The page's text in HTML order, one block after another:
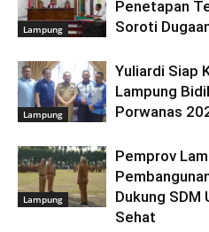
Lampung
Penetapan
Soroti
Lampung
Yuliardi Siap
Lampung
Porwanas
Lampung
Pemprov
Dukung SDM
Sehat